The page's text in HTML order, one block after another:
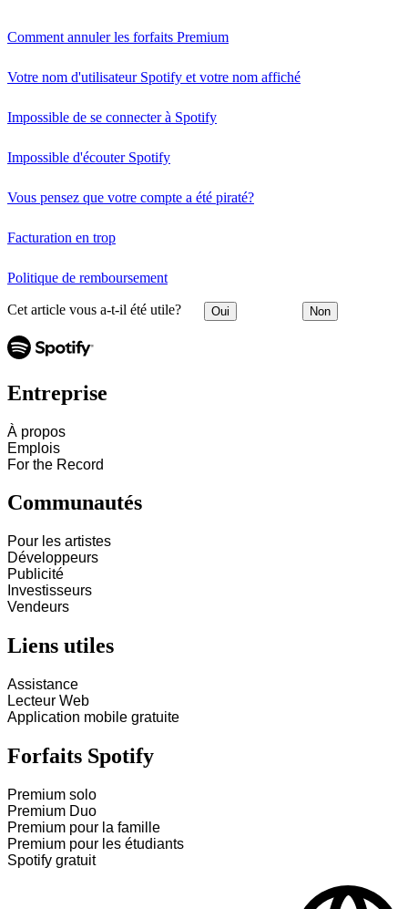
Comment annuler les forfaits Premium
Votre nom d'utilisateur Spotify et votre nom affiché
Impossible de se connecter à Spotify
Impossible d'écouter Spotify
Vous pensez que votre compte a été piraté?
Facturation en trop
Politique de remboursement
Cet article vous a-t-il été utile? Oui Non
Entreprise
À propos
Emplois
For the Record
Communautés
Pour les artistes
Développeurs
Publicité
Investisseurs
Vendeurs
Liens utiles
Assistance
Lecteur Web
Application mobile gratuite
Forfaits Spotify
Premium solo
Premium Duo
Premium pour la famille
Premium pour les étudiants
Spotify gratuit